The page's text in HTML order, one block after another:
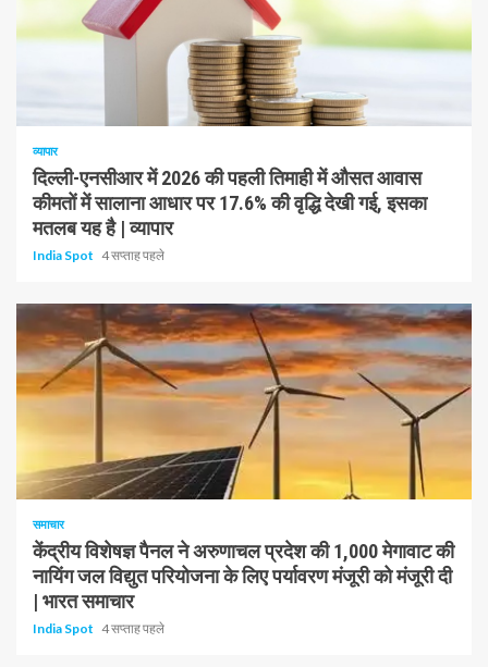
व्यापार
दिल्ली-एनसीआर में 2026 की पहली तिमाही में औसत आवास
कीमतों में सालाना आधार पर 17.6% की वृद्धि देखी गई, इसका
मतलब यह है | व्यापार
India Spot 4 सप्ताह पहले
1 न्यूनतम पढ़ा
समाचार
केंद्रीय विशेषज्ञ पैनल ने अरुणाचल प्रदेश की 1,000 मेगावाट की
नायिंग जल विद्युत परियोजना के लिए पर्यावरण मंजूरी को मंजूरी दी
| भारत समाचार
India Spot 4 सप्ताह पहले